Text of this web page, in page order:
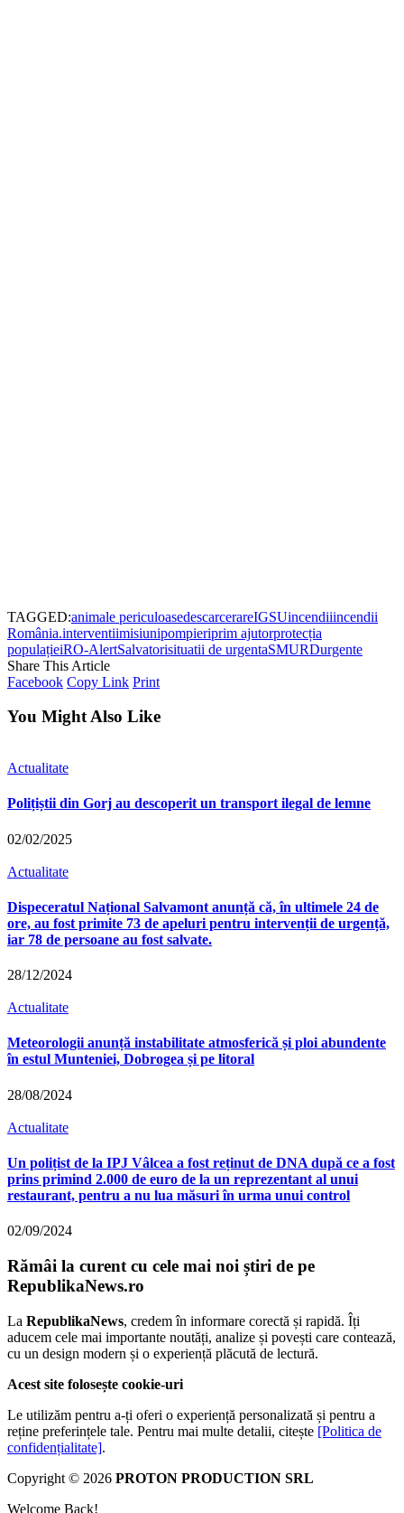
TAGGED:animale periculoasedescarcerareIGSUincendiiincendii
România.interventiimisiunipompieriprim ajutorprotecția
populațieiRO-AlertSalvatorisituatii de urgentaSMURDurgente
Share This Article
Facebook Copy Link Print
You Might Also Like
Actualitate
Polițiștii din Gorj au descoperit un transport ilegal de lemne
02/02/2025
Actualitate
Dispeceratul Național Salvamont anunță că, în ultimele 24 de
ore, au fost primite 73 de apeluri pentru intervenții de urgență,
iar 78 de persoane au fost salvate.
28/12/2024
Actualitate
Meteorologii anunță instabilitate atmosferică și ploi abundente
în estul Munteniei, Dobrogea și pe litoral
28/08/2024
Actualitate
Un polițist de la IPJ Vâlcea a fost reținut de DNA după ce a fost
prins primind 2.000 de euro de la un reprezentant al unui
restaurant, pentru a nu lua măsuri în urma unui control
02/09/2024
Rămâi la curent cu cele mai noi știri de pe
RepublikaNews.ro
La RepublikaNews, credem în informare corectă și rapidă. Îți
aducem cele mai importante noutăți, analize și povești care contează,
cu un design modern și o experiență plăcută de lectură.
Acest site folosește cookie-uri
Le utilizăm pentru a-ți oferi o experiență personalizată și pentru a
reține preferințele tale. Pentru mai multe detalii, citește [Politica de
confidențialitate].
Copyright © 2026 PROTON PRODUCTION SRL
Welcome Back!